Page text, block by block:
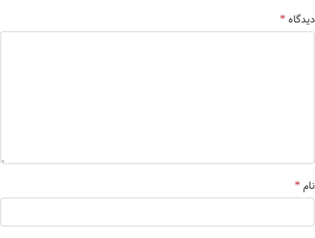
دیدگاه *
نام *